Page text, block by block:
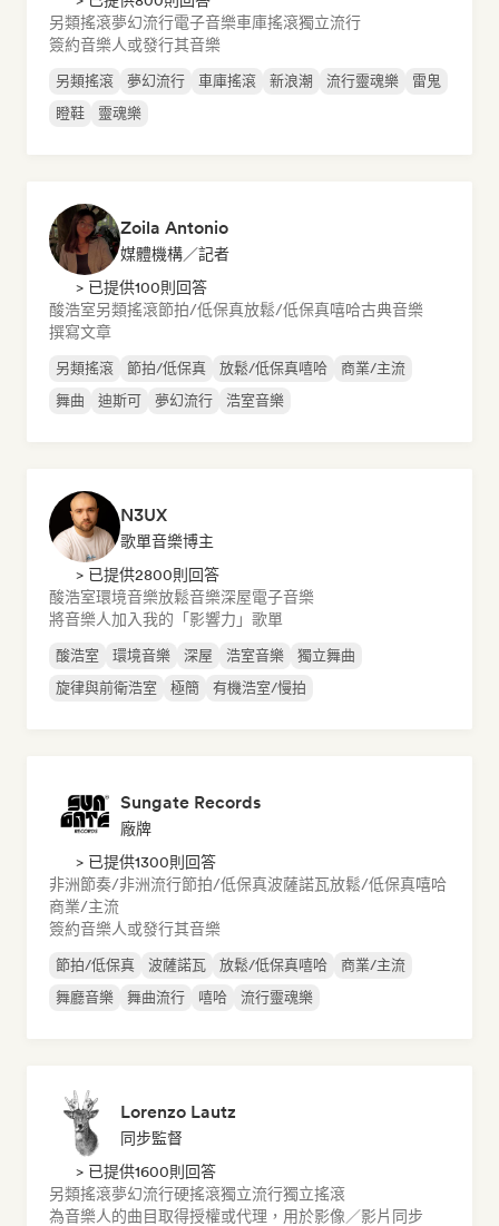
另類搖滾夢幻流行電子音樂車庫搖滾獨立流行
簽約音樂人或發行其音樂
另類搖滾 夢幻流行 車庫搖滾 新浪潮 流行靈魂樂
雷鬼
瞪鞋
靈魂樂
Zoila Antonio
媒體機構／記者
> 已提供100則回答
酸浩室另類搖滾節拍/低保真放鬆/低保真嘻哈古典音樂
撰寫文章
另類搖滾 節拍/低保真 放鬆/低保真嘻哈
商業/主流
舞曲
迪斯可 夢幻流行 浩室音樂
N3UX
歌單音樂博主
> 已提供2800則回答
酸浩室環境音樂放鬆音樂深屋電子音樂
將音樂人加入我的「影響力」歌單
酸浩室 環境音樂 深屋 浩室音樂
獨立舞曲
旋律與前衛浩室
極簡 有機浩室/慢拍
Sungate Records
廠牌
> 已提供1300則回答
非洲節奏/非洲流行節拍/低保真波薩諾瓦放鬆/低保真嘻哈
商業/主流
簽約音樂人或發行其音樂
節拍/低保真 波薩諾瓦 放鬆/低保真嘻哈
商業/主流
舞廳音樂
舞曲流行 嘻哈 流行靈魂樂
Lorenzo Lautz
同步監督
> 已提供1600則回答
另類搖滾夢幻流行硬搖滾獨立流行獨立搖滾
為音樂人的曲目取得授權或代理，用於影像／影片同步